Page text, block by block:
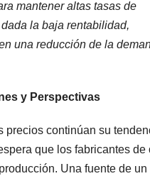
mantener altas tasas de
la baja rentabilidad,
una reducción de la
y Perspectivas
precios continúan su
que los fabricantes de
Una fuente de un